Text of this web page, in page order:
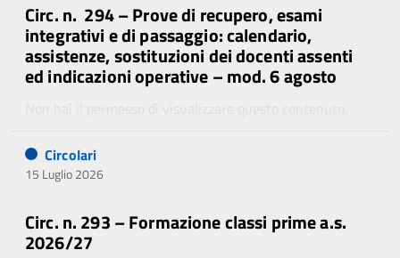
Circ. n. 294 – Prove di recupero, esami
integrativi e di passaggio: calendario,
assistenze, sostituzioni dei docenti assenti
ed indicazioni operative – mod. 6 agosto
Circolari
15 Luglio 2026
Circ. n. 293 – Formazione classi prime a.s.
2026/27